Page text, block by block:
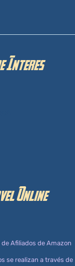
Interes
Online
Afiliados de Amazon
se realizan a través de